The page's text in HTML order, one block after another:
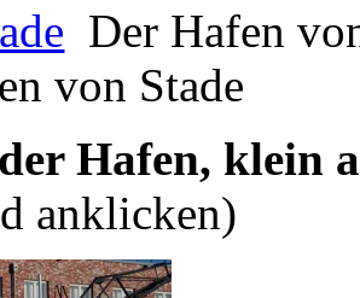
Der Hafen
von Stade
Hafen, klein
anklicken)